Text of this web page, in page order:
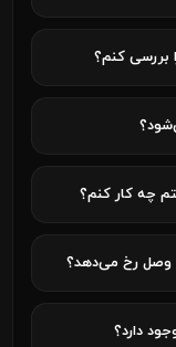
بررسی کنم؟
چه کار کنم؟
و وصل رخ می‌دهد؟
دارد؟